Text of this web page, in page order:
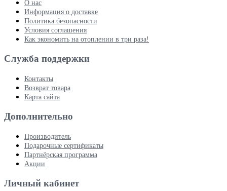
О нас
Информация о доставке
Политика безопасности
Условия соглашения
Как экономить на отоплении в три раза!
Служба поддержки
Контакты
Возврат товара
Карта сайта
Дополнительно
Производитель
Подарочные сертификаты
Партнёрская программа
Акции
Личный кабинет